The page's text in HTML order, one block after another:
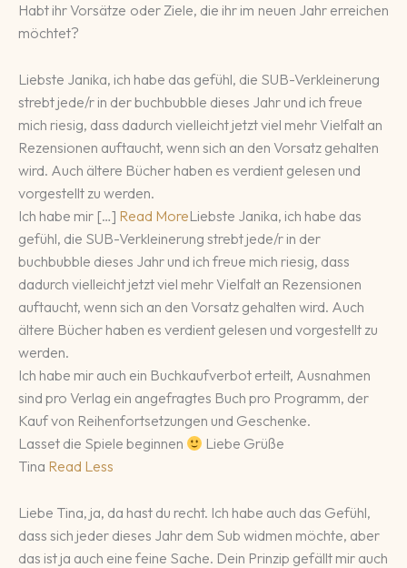
Habt ihr Vor­sätze oder Zie­le, die ihr im neu­en Jahr errei­chen
möchtet?
Liebste Janika, ich habe das gefühl, die SUB-Verkleinerung
strebt jede/r in der buchbubble dieses Jahr und ich freue
mich riesig, dass dadurch vielleicht jetzt viel mehr Vielfalt an
Rezensionen auftaucht, wenn sich an den Vorsatz gehalten
wird. Auch ältere Bücher haben es verdient gelesen und
vorgestellt zu werden.
Ich habe mir […] Read MoreLiebste Janika, ich habe das
gefühl, die SUB-Verkleinerung strebt jede/r in der
buchbubble dieses Jahr und ich freue mich riesig, dass
dadurch vielleicht jetzt viel mehr Vielfalt an Rezensionen
auftaucht, wenn sich an den Vorsatz gehalten wird. Auch
ältere Bücher haben es verdient gelesen und vorgestellt zu
werden.
Ich habe mir auch ein Buchkaufverbot erteilt, Ausnahmen
sind pro Verlag ein angefragtes Buch pro Programm, der
Kauf von Reihenfortsetzungen und Geschenke.
Lasset die Spiele beginnen
Liebe Grüße
Tina Read Less
Liebe Tina, ja, da hast du recht. Ich habe auch das Gefühl,
dass sich jeder dieses Jahr dem Sub widmen möchte, aber
das ist ja auch eine feine Sache. Dein Prinzip gefällt mir auch